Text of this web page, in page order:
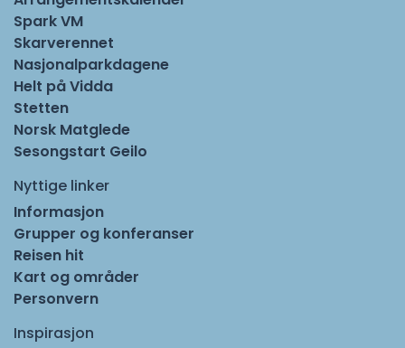
Spark VM
Skarverennet
Nasjonalparkdagene
Helt på Vidda
Stetten
Norsk Matglede
Sesongstart Geilo
Nyttige linker
Informasjon
Grupper og konferanser
Reisen hit
Kart og områder
Personvern
Inspirasjon